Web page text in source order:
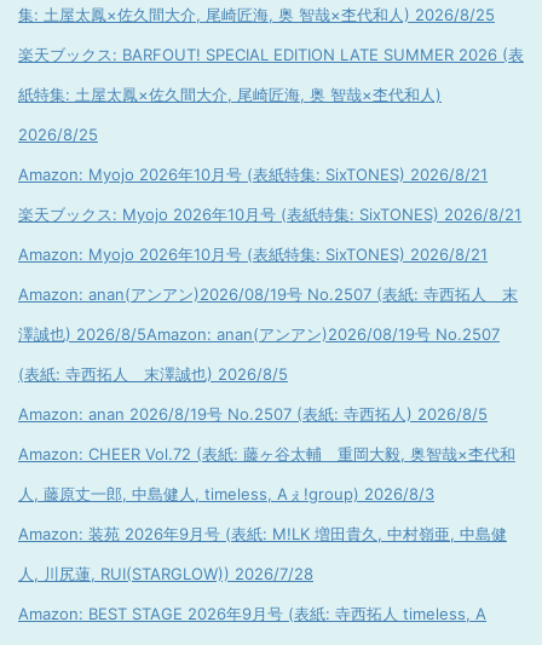
集: 土屋太鳳×佐久間大介, 尾崎匠海, 奥 智哉×杢代和人) 2026/8/25
楽天ブックス: BARFOUT! SPECIAL EDITION LATE SUMMER 2026 (表
紙特集: 土屋太鳳×佐久間大介, 尾崎匠海, 奥 智哉×杢代和人)
2026/8/25
Amazon: Myojo 2026年10月号 (表紙特集: SixTONES) 2026/8/21
楽天ブックス: Myojo 2026年10月号 (表紙特集: SixTONES) 2026/8/21
Amazon: Myojo 2026年10月号 (表紙特集: SixTONES) 2026/8/21
Amazon: anan(アンアン)2026/08/19号 No.2507 (表紙: 寺西拓人 末
澤誠也) 2026/8/5Amazon: anan(アンアン)2026/08/19号 No.2507
(表紙: 寺西拓人 末澤誠也) 2026/8/5
Amazon: anan 2026/8/19号 No.2507 (表紙: 寺西拓人) 2026/8/5
Amazon: CHEER Vol.72 (表紙: 藤ヶ谷太輔 重岡大毅, 奥智哉×杢代和
人, 藤原丈一郎, 中島健人, timeless, Aぇ!group) 2026/8/3
Amazon: 装苑 2026年9月号 (表紙: M!LK 増田貴久, 中村嶺亜, 中島健
人, 川尻蓮, RUI(STARGLOW)) 2026/7/28
Amazon: BEST STAGE 2026年9月号 (表紙: 寺西拓人 timeless, A